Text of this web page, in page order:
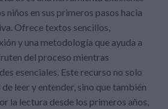
niños en sus primeros pasos hacia
Ofrece textos sencillos,
y una metodología que ayuda a
del proceso mientras
esenciales. Este recurso no solo
leer y entender, sino que también
la lectura desde los primeros años,